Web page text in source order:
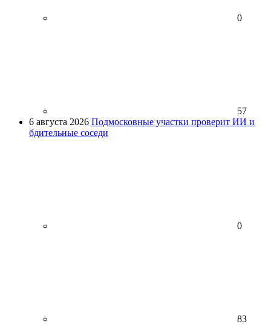
0
57
6 августа 2026 Подмосковные участки проверит ИИ и
бдительные соседи
0
83